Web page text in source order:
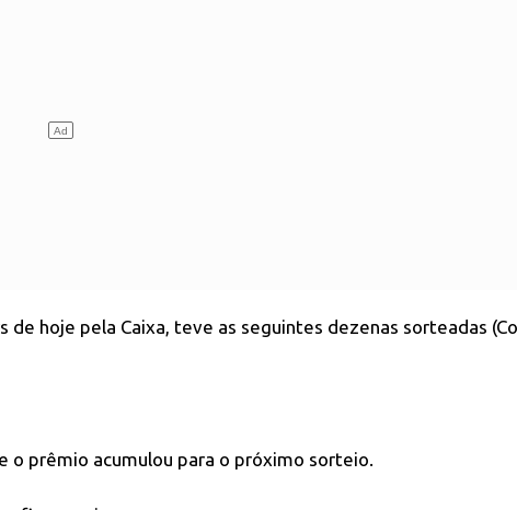
de hoje pela Caixa, teve as seguintes dezenas sorteadas
o prêmio acumulou para o próximo sorteio.